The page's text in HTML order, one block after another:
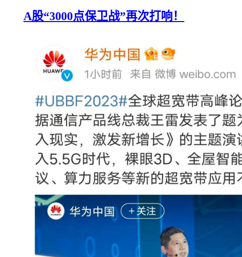
A股“3000点保卫战”再次打响！